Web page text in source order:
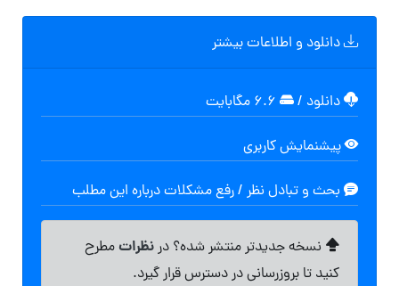
دانلود و اطلاعات بیشتر
دانلود /
پیشنمایش کاربری
بحث و تبادل نظر / رفع مشکلات درباره این مطلب
نسخه جدیدتر منتشر شده؟ درنظراتمطرح
کنید تا بروزرسانی در دسترس قرار گیرد.